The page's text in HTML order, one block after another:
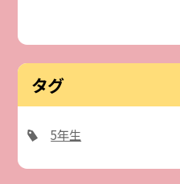
タグ
5年生